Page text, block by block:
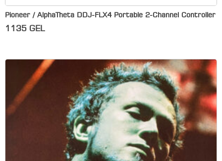
Pioneer / AlphaTheta DDJ-FLX4 Portable 2-Channel Controller
1135 GEL